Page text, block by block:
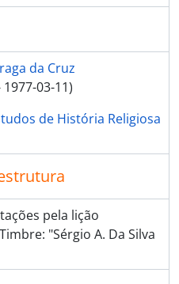
da Cruz
03-11)
de História Religiosa
pela lição
"Sérgio A. Da Silva